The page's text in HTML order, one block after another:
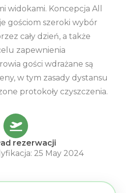
widokami. Koncepcja All
gościom szeroki wybór
cały dzień, a także
zapewnienia
gości wdrażane są
w tym zasady dystansu
protokoły czyszczenia.
rezerwacji
25 May 2024